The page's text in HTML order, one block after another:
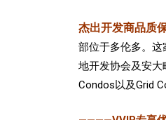
杰出开发商品质保
部位于多伦多。
地开发协会及安大
Condos以及Grid